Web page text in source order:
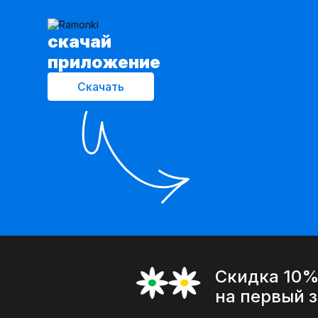
cкачай
приложение
Скачать
Скидка 10%
на первый